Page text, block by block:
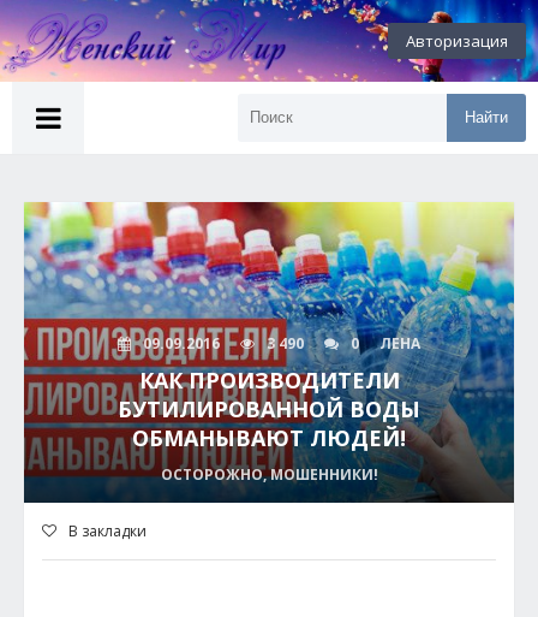
Авторизация
Найти
09.09.2016 3 490 0 ЛЕНА
КАК ПРОИЗВОДИТЕЛИ
БУТИЛИРОВАННОЙ ВОДЫ
ОБМАНЫВАЮТ ЛЮДЕЙ!
ОСТОРОЖНО, МОШЕННИКИ!
В закладки